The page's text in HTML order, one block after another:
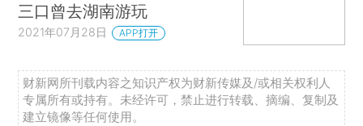
三口曾去湖南游玩
2021年07月28日 APP打开
财新网所刊载内容之知识产权为财新传媒及/或相关权利人
专属所有或持有。未经许可，禁止进行转载、摘编、复制及
建立镜像等任何使用。